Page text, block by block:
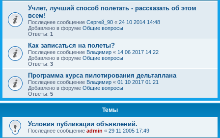
Учлет, лучший способ полетать - рассказать об этом
всем!
Последнее сообщение Сергей_90 « 24 10 2014 14:48
Добавлено в форуме Общие вопросы
Ответы: 1
Как записаться на полеты?
Последнее сообщение Владимир « 14 06 2017 14:22
Добавлено в форуме Общие вопросы
Ответы: 3
Программа курса пилотирования дельтаплана
Последнее сообщение Владимир « 01 10 2017 01:21
Добавлено в форуме Общие вопросы
Ответы: 5
Темы
Условия публикации объявлений.
Последнее сообщение admin « 29 11 2005 17:49